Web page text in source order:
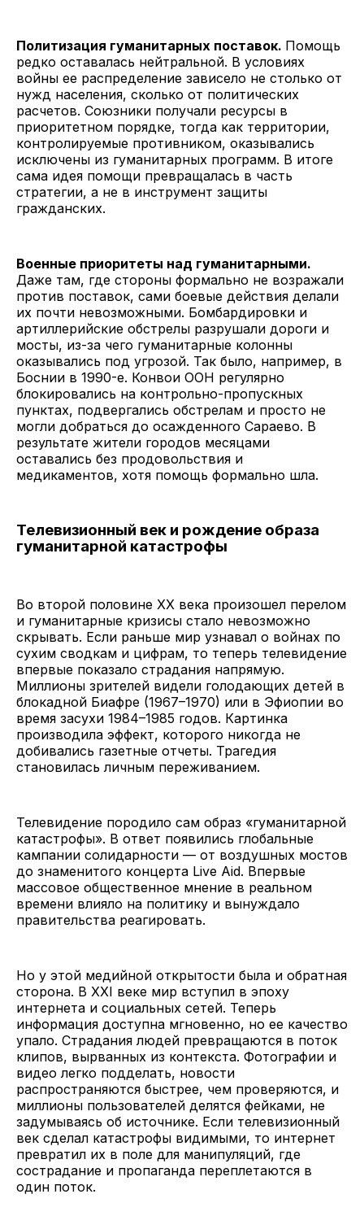
Политизация гуманитарных поставок. Помощь
редко оставалась нейтральной. В условиях
войны ее распределение зависело не столько от
нужд населения, сколько от политических
расчетов. Союзники получали ресурсы в
приоритетном порядке, тогда как территории,
контролируемые противником, оказывались
исключены из гуманитарных программ. В итоге
сама идея помощи превращалась в часть
стратегии, а не в инструмент защиты
гражданских.
Военные приоритеты над гуманитарными.
Даже там, где стороны формально не возражали
против поставок, сами боевые действия делали
их почти невозможными. Бомбардировки и
артиллерийские обстрелы разрушали дороги и
мосты, из-за чего гуманитарные колонны
оказывались под угрозой. Так было, например, в
Боснии в 1990-е. Конвои ООН регулярно
блокировались на контрольно-пропускных
пунктах, подвергались обстрелам и просто не
могли добраться до осажденного Сараево. В
результате жители городов месяцами
оставались без продовольствия и
медикаментов, хотя помощь формально шла.
Телевизионный век и рождение образа
гуманитарной катастрофы
Во второй половине XX века произошел перелом
и гуманитарные кризисы стало невозможно
скрывать. Если раньше мир узнавал о войнах по
сухим сводкам и цифрам, то теперь телевидение
впервые показало страдания напрямую.
Миллионы зрителей видели голодающих детей в
блокадной Биафре (1967–1970) или в Эфиопии во
время засухи 1984–1985 годов. Картинка
производила эффект, которого никогда не
добивались газетные отчеты. Трагедия
становилась личным переживанием.
Телевидение породило сам образ «гуманитарной
катастрофы». В ответ появились глобальные
кампании солидарности — от воздушных мостов
до знаменитого концерта Live Aid. Впервые
массовое общественное мнение в реальном
времени влияло на политику и вынуждало
правительства реагировать.
Но у этой медийной открытости была и обратная
сторона. В XXI веке мир вступил в эпоху
интернета и социальных сетей. Теперь
информация доступна мгновенно, но ее качество
упало. Страдания людей превращаются в поток
клипов, вырванных из контекста. Фотографии и
видео легко подделать, новости
распространяются быстрее, чем проверяются, и
миллионы пользователей делятся фейками, не
задумываясь об источнике. Если телевизионный
век сделал катастрофы видимыми, то интернет
превратил их в поле для манипуляций, где
сострадание и пропаганда переплетаются в
один поток.